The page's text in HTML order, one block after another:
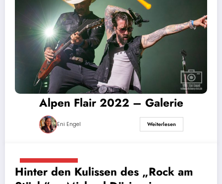
Alpen Flair 2022 – Galerie
Eni Engel Weiterlesen
7. Dezember 2018
Hinter den Kulissen des „Rock am